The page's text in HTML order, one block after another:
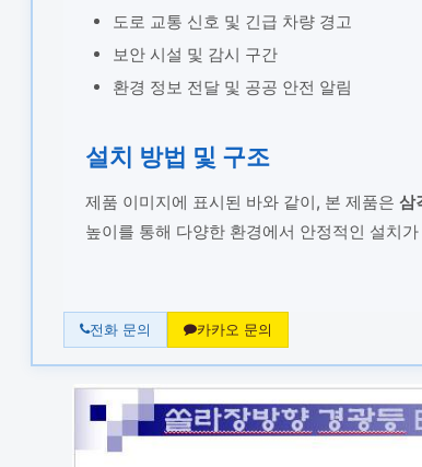
도로 교통 신호 및 긴급 차량 경고
보안 시설 및 감시 구간
환경 정보 전달 및 공공 안전 알림
설치 방법 및 구조
제품 이미지에 표시된 바와 같이, 본 제품은 삼
높이를 통해 다양한 환경에서 안정적인 설치
전화 문의 카카오 문의